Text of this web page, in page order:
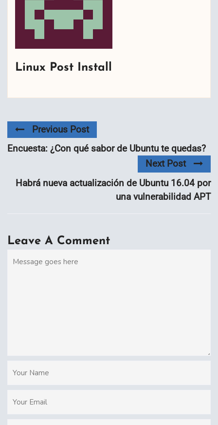
Linux Post Install
Previous Post
Encuesta: ¿Con qué sabor de Ubuntu te quedas?
Next Post
Habrá nueva actualización de Ubuntu 16.04 por
una vulnerabilidad APT
Leave A Comment